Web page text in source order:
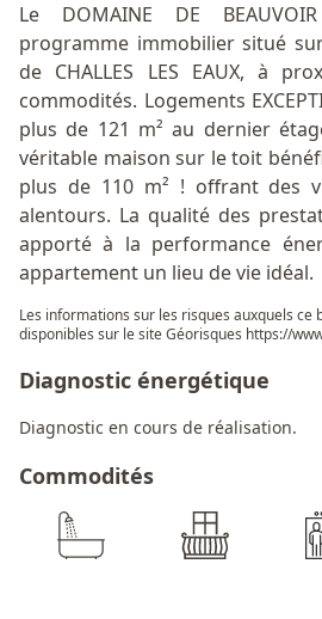
Le DOMAINE DE
programme immobilier situé
de CHALLES LES EAUX, à
commodités. Logements
plus de 121 m² au dernier
véritable maison sur le toit
plus de 110 m² ! offrant des
alentours. La qualité des
apporté à la performance
appartement un lieu de vie idéal.
Les informations sur les risques auxquels ce
disponibles sur le site Géorisques https://
Diagnostic énergétique
Diagnostic en cours de réalisation.
Commodités